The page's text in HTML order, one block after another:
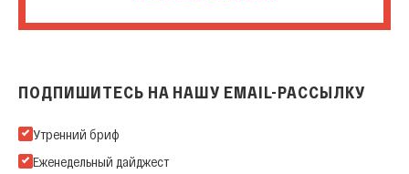
ПОДПИШИТЕСЬ НА НАШУ EMAIL-РАССЫЛКУ
Подпишитесь на нашу Email-рассылку
Утренний бриф
Еженедельный дайджест